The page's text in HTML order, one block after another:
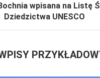
wpisana na Listę
Dziedzictwa UNESCO